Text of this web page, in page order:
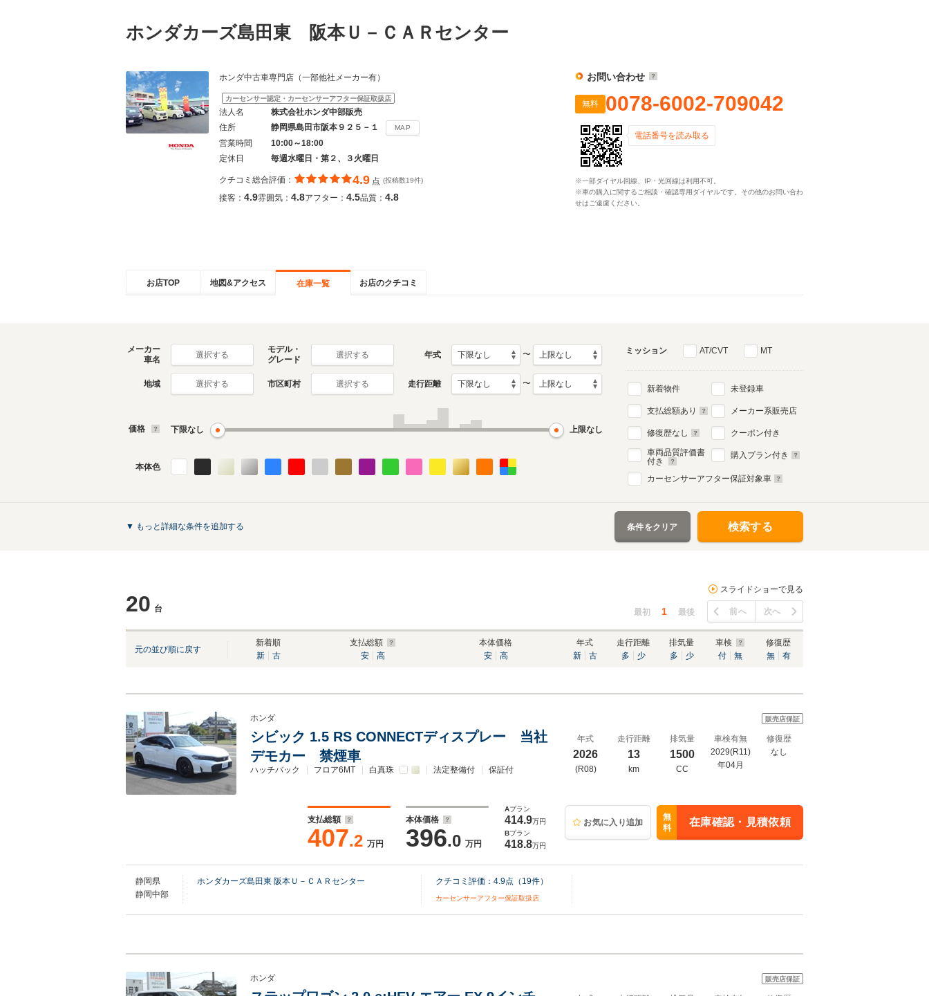
ホンダカーズ島田東 阪本Ｕ－ＣＡＲセンター
ホンダ中古車専門店（一部他社メーカー有）
カーセンサー認定・カーセンサーアフター保証取扱店
法人名
株式会社ホンダ中部販売
住所
静岡県島田市阪本９２５－１ MAP
営業時間
10:00～18:00
定休日
毎週水曜日・第２、３火曜日
クチコミ総合評価： 4.9 点 (投稿数19件)
接客： 4.9雰囲気： 4.8アフター： 4.5品質： 4.8
お問い合わせ
無料 0078-6002-709042
電話番号を読み取る
※一部ダイヤル回線、IP・光回線は利用不可。
※車の購入に関するご相談・確認専用ダイヤルです。その他のお問い合わ
せはご遠慮ください。
お店TOP 地図&アクセス 在庫一覧 お店のクチコミ
メーカー
車名
選択する
モデル・
グレード
選択する 年式 〜
地域 選択する 市区町村 選択する 走行距離 〜
価格 下限なし 上限なし
本体色
ミッション AT/CVT MT
新着物件
支払総額あり
修復歴なし
車両品質評価書
付き
未登録車
メーカー系販売店
クーポン付き
購入プラン付き
カーセンサーアフター保証対象車
▼ もっと詳細な条件を追加する 条件をクリア 検索する
20 台
スライドショーで見る
最初 1 最後 前へ 次へ
元の並び順に戻す
新着順
新
古
支払総額
安
高
本体価格
安
高
年式
新
古
走行距離
多
少
排気量
多
少
車検
付
無
修復歴
無
有
ホンダ
シビック 1.5 RS CONNECTディスプレー 当社
デモカー 禁煙車
ハッチバック フロア6MT 白真珠 法定整備付 保証付
支払総額
407.2 万円
本体価格
396.0 万円
Aプラン
414.9万円
Bプラン
418.8万円
販売店保証
年式
2026
(R08)
走行距離
13
km
排気量
1500
CC
車検有無
2029(R11)
年04月
修復歴
なし
お気に入り追加
無
料
在庫確認・見積依頼
静岡県
静岡中部
ホンダカーズ島田東 阪本Ｕ－ＣＡＲセンター クチコミ評価： 4.9点（ 19件）
カーセンサーアフター保証取扱店
ホンダ 販売店保証